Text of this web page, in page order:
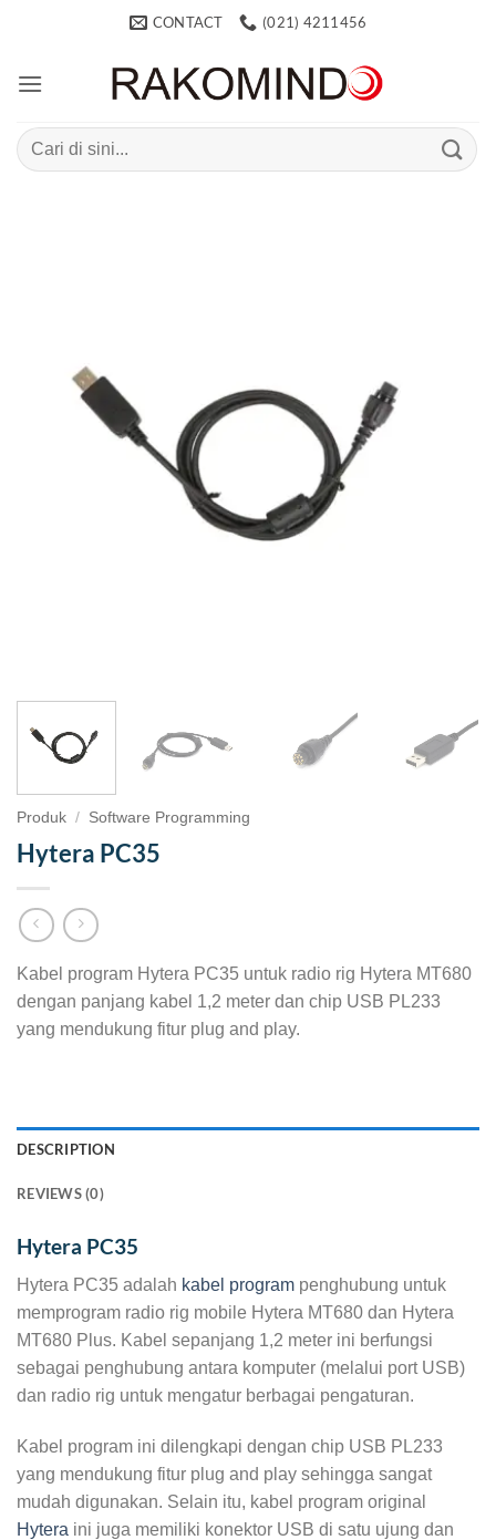
CONTACT (021) 4211456
Search
for:
Produk / Software Programming
Hytera PC35
Kabel program Hytera PC35 untuk radio rig Hytera MT680
dengan panjang kabel 1,2 meter dan chip USB PL233
yang mendukung fitur plug and play.
DESCRIPTION
REVIEWS (0)
Hytera PC35
Hytera PC35 adalah kabel program penghubung untuk
memprogram radio rig mobile Hytera MT680 dan Hytera
MT680 Plus. Kabel sepanjang 1,2 meter ini berfungsi
sebagai penghubung antara komputer (melalui port USB)
dan radio rig untuk mengatur berbagai pengaturan.
Kabel program ini dilengkapi dengan chip USB PL233
yang mendukung fitur plug and play sehingga sangat
mudah digunakan. Selain itu, kabel program original
Hytera ini juga memiliki konektor USB di satu ujung dan